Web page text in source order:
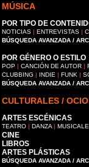
MÚSICA
POR TIPO DE
NOTICIAS | ENTREVISTAS |
BÚSQUEDA AVANZADA /
POR GÉNERO O ESTILO
POP | CANCIÓN DE AUTOR |
CLUBBING | INDIE | FUNK |
BÚSQUEDA AVANZADA /
CULTURALES / OCIO
ARTES ESCÉNICAS
TEATRO | DANZA |
CINE
LIBROS
ARTES PLÁSTICAS
BÚSQUEDA AVANZADA /